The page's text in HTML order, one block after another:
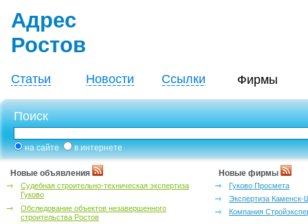
Адрес
Ростов
Статьи Новости Ссылки Фирмы
Поиск
на сайте в интернете
Новые объявления
Судебная строительно-техническая экспертиза
Гуково
Обследование объектов незавершенного
строительства Ростов
Новые фирмы
Гуково Просмета
Экспертиза Каменск-
Компания